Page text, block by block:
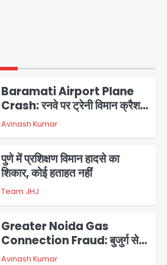
जांच शुरू
Avinash Kumar
पुणे में प्रशिक्षण विमान हादसे का
शिकार, कोई हताहत नहीं
Greater Noida Gas
Connection Fraud: बुजुर्ग से
वीडियो कॉल पर 9.77 लाख की साइबर
Taylor Swift: ट्रंप कैंपेन-व्हाइट
हाउस पोस्ट से हटाए गए गाने, जानें पूरा